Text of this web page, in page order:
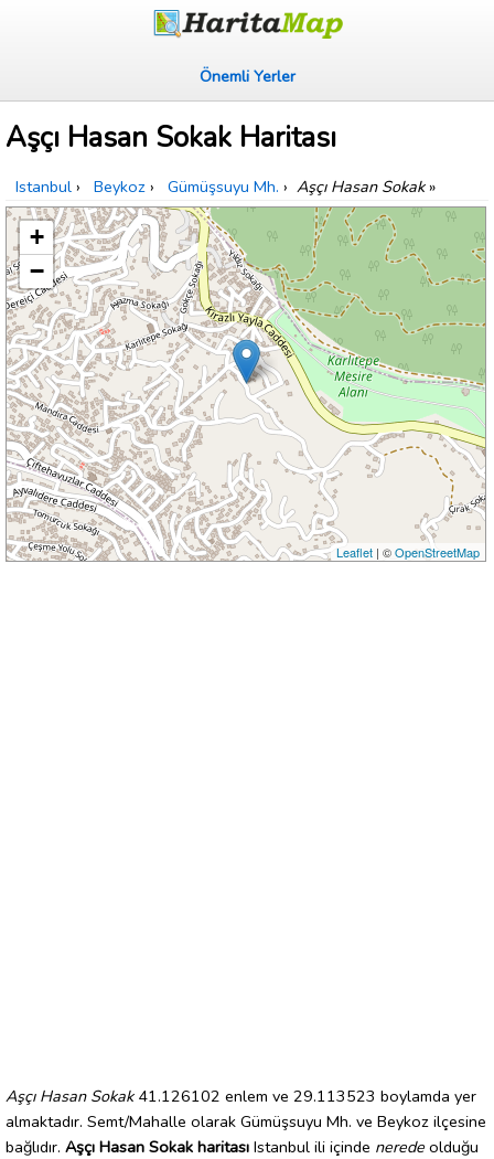
Önemli Yerler
Aşçı Hasan Sokak Haritası
Istanbul › Beykoz › Gümüşsuyu Mh. › Aşçı Hasan Sokak»
+
−
Leaflet| ©OpenStreetMap
Aşçı Hasan Sokak41.126102 enlem ve 29.113523 boylamda yer
almaktadır. Semt/Mahalle olarak Gümüşsuyu Mh. ve Beykoz ilçesine
bağlıdır. Aşçı Hasan Sokak haritası Istanbul ili içinde nerede olduğu